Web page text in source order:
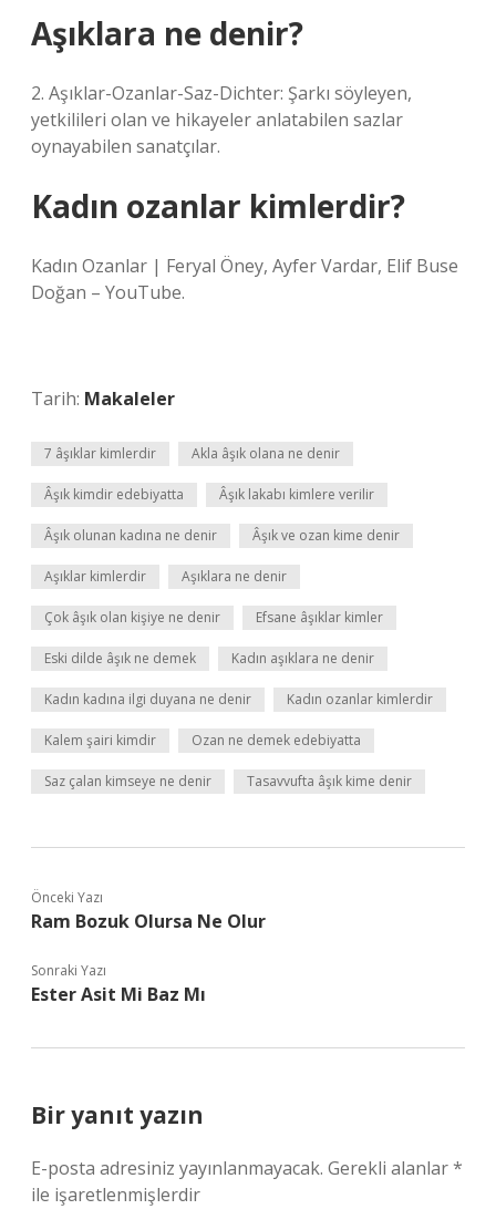
Aşıklara ne denir?
2. Aşıklar-Ozanlar-Saz-Dichter: Şarkı söyleyen,
yetkilileri olan ve hikayeler anlatabilen sazlar
oynayabilen sanatçılar.
Kadın ozanlar kimlerdir?
Kadın Ozanlar | Feryal Öney, Ayfer Vardar, Elif Buse
Doğan – YouTube.
Tarih: Makaleler
7 âşıklar kimlerdir Akla âşık olana ne denir
Âşık kimdir edebiyatta Âşık lakabı kimlere verilir
Âşık olunan kadına ne denir Âşık ve ozan kime denir
Aşıklar kimlerdir Aşıklara ne denir
Çok âşık olan kişiye ne denir Efsane âşıklar kimler
Eski dilde âşık ne demek Kadın aşıklara ne denir
Kadın kadına ilgi duyana ne denir Kadın ozanlar kimlerdir
Kalem şairi kimdir Ozan ne demek edebiyatta
Saz çalan kimseye ne denir Tasavvufta âşık kime denir
Önceki Yazı
Ram Bozuk Olursa Ne Olur
Sonraki Yazı
Ester Asit Mi Baz Mı
Bir yanıt yazın
E-posta adresiniz yayınlanmayacak. Gerekli alanlar*
ile işaretlenmişlerdir